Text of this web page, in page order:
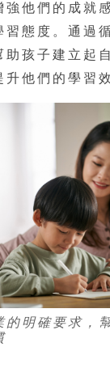
強他們的成就
習態度。通過
助孩子建立起
升他們的學習
的明確要求，